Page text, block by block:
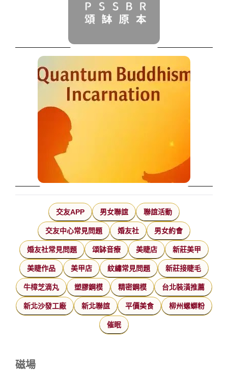
交友APP 男女聯誼 聯誼活動
交友中心常見問題 婚友社 男女約會
婚友社常見問題 頌缽音療 美睫店 新莊美甲
美睫作品 美甲店 紋繡常見問題 新莊接睫毛
牛樟芝滴丸 塑膠鋼模 精密鋼模 台北裝潢推薦
新北沙發工廠 新北聯誼 平價美食 柳州螺螄粉
催眠
磁場